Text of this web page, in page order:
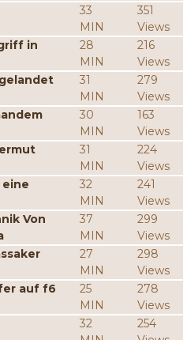
33
MIN
351
Views
in
28
MIN
216
Views
31
MIN
279
Views
30
MIN
163
Views
31
MIN
224
Views
eine
32
MIN
241
Views
Von
37
MIN
299
Views
27
MIN
298
Views
auf f6
25
MIN
278
Views
32
254